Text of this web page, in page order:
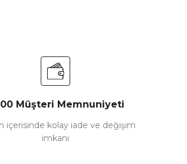
Müşteri Memnuniyeti
içerisinde kolay iade ve değişim
imkanı